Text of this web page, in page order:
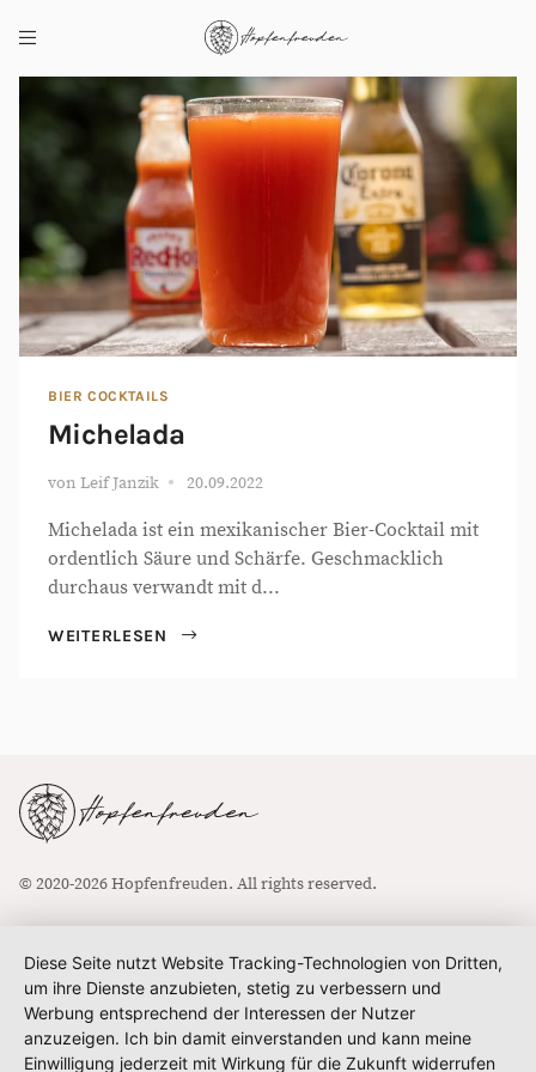
BIER COCKTAILS
Michelada
von Leif Janzik 20.09.2022
Michelada ist ein mexikanischer Bier-Cocktail mit
ordentlich Säure und Schärfe. Geschmacklich
durchaus verwandt mit d...
WEITERLESEN
© 2020-2026 Hopfenfreuden. All rights reserved.
Diese Seite nutzt Website Tracking-Technologien von Dritten,
um ihre Dienste anzubieten, stetig zu verbessern und
Werbung entsprechend der Interessen der Nutzer
anzuzeigen. Ich bin damit einverstanden und kann meine
Einwilligung jederzeit mit Wirkung für die Zukunft widerrufen